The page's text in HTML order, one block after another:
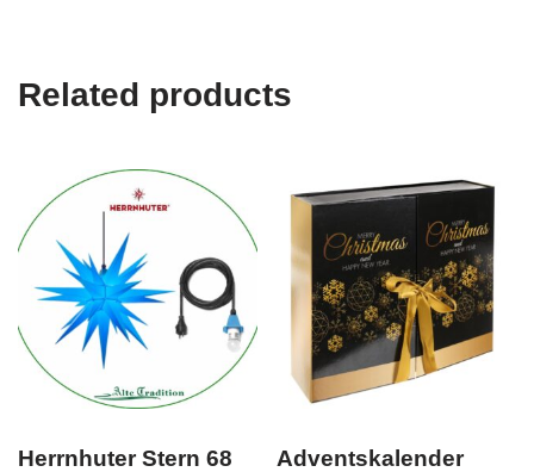
Related products
Herrnhuter Stern 68
Adventskalender